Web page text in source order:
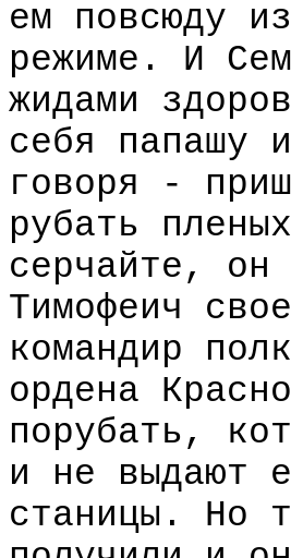
ем повсюду
режиме. И
жидами
себя папашу
говоря -
рубать
серчайте, он
Тимофеич
командир
ордена
порубать,
и не выдают
станицы. Но